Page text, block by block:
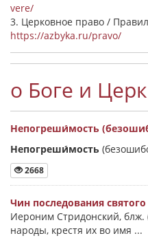
vere/
3. Церковное право /
https://azbyka.ru/pravo/
о Боге и
Непогреши́мость
Непогреши́мость
2668
Чин последования
Иероним Стридонский, блж.
народы, крестя их во имя ...